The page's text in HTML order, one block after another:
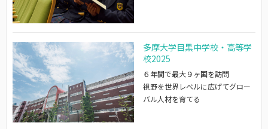
多摩大学目黒中学校・高等学
校2025
６年間で最大９ヶ国を訪問
視野を世界レベルに広げてグロー
バル人材を育てる